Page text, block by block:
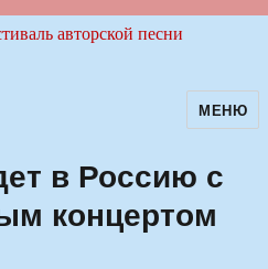
авторскойМЕНЮ
в Россию с
концертом